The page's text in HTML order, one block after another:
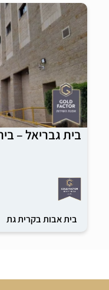
בית גבריאל –
בית אבות בקרית גת